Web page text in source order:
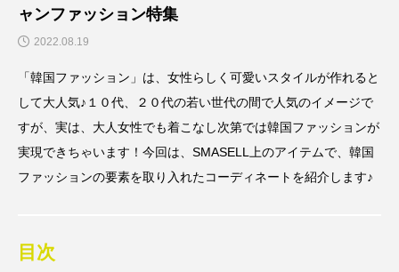
ャンファッション特集
2022.08.19
「韓国ファッション」は、女性らしく可愛いスタイルが作れると
して大人気♪１０代、２０代の若い世代の間で人気のイメージで
すが、実は、大人女性でも着こなし次第では韓国ファッションが
実現できちゃいます！今回は、SMASELL上のアイテムで、韓国
ファッションの要素を取り入れたコーディネートを紹介します♪
目次